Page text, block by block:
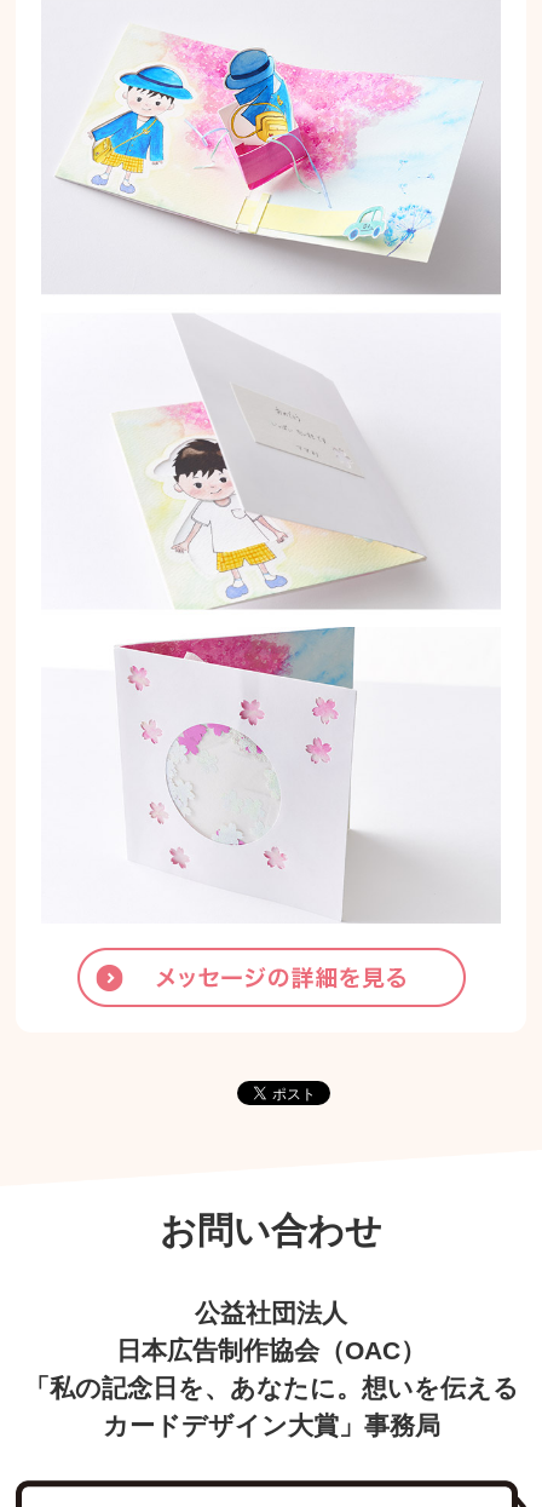
お問い合わせ
公益社団法人
日本広告制作協会（OAC）
「私の記念日を、あなたに。想いを伝える
カードデザイン大賞」事務局